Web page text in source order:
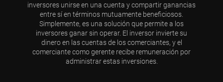
inversores unirse en una cuenta y compartir ganancias
entre sí en términos mutuamente beneficiosos.
Simplemente, es una solución que permite a los
inversores ganar sin operar. El inversor invierte su
dinero en las cuentas de los comerciantes, y el
comerciante como gerente recibe remuneración por
administrar estas inversiones.